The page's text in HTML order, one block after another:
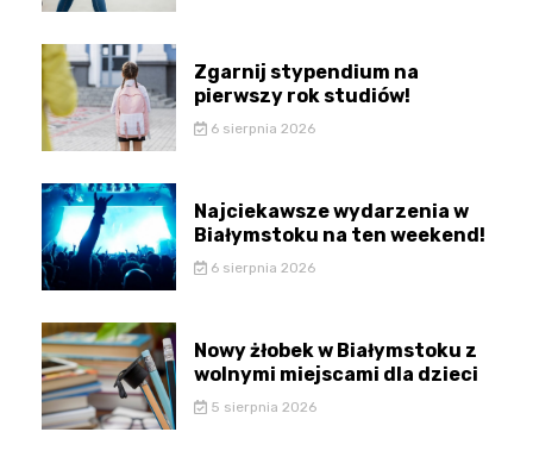
Zgarnij stypendium na
pierwszy rok studiów!
6 sierpnia 2026
Najciekawsze wydarzenia w
Białymstoku na ten weekend!
6 sierpnia 2026
Nowy żłobek w Białymstoku z
wolnymi miejscami dla dzieci
5 sierpnia 2026